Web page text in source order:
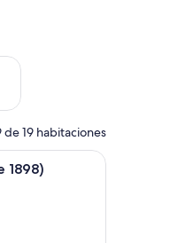
fin de semana
de 19 habitaciones
de hotel con una cama
1898)